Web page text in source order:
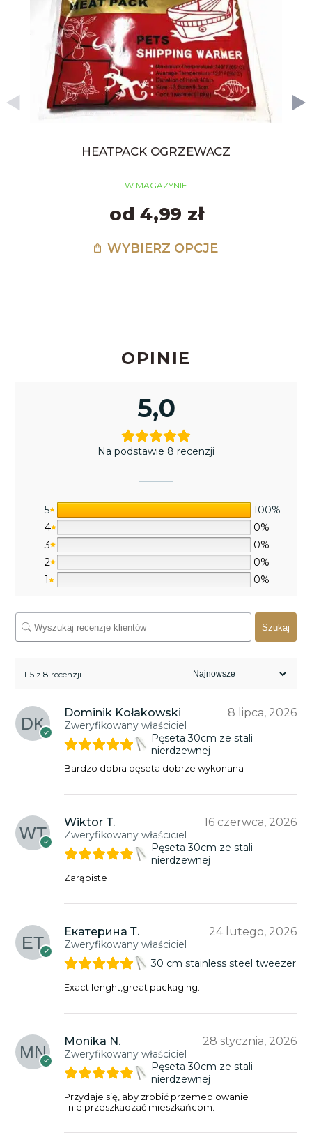
HEATPACK OGRZEWACZ
W MAGAZYNIE
od 4,99 zł
WYBIERZ OPCJE
OPINIE
5,0
Na podstawie 8 recenzji
5
100%
4
0%
3
0%
2
0%
1
0%
Szukaj
1-5 z 8 recenzji
Dominik Kołakowski
Zweryfikowany właściciel
8 lipca, 2026
Pęseta 30cm ze stali
nierdzewnej
Bardzo dobra pęseta dobrze wykonana
Wiktor T.
Zweryfikowany właściciel
16 czerwca, 2026
Pęseta 30cm ze stali
nierdzewnej
Zarąbiste
Екатерина Т.
Zweryfikowany właściciel
24 lutego, 2026
30 cm stainless steel tweezer
Exact lenght,great packaging.
Monika N.
Zweryfikowany właściciel
28 stycznia, 2026
Pęseta 30cm ze stali
nierdzewnej
Przydaje się, aby zrobić przemeblowanie
i nie przeszkadzać mieszkańcom.